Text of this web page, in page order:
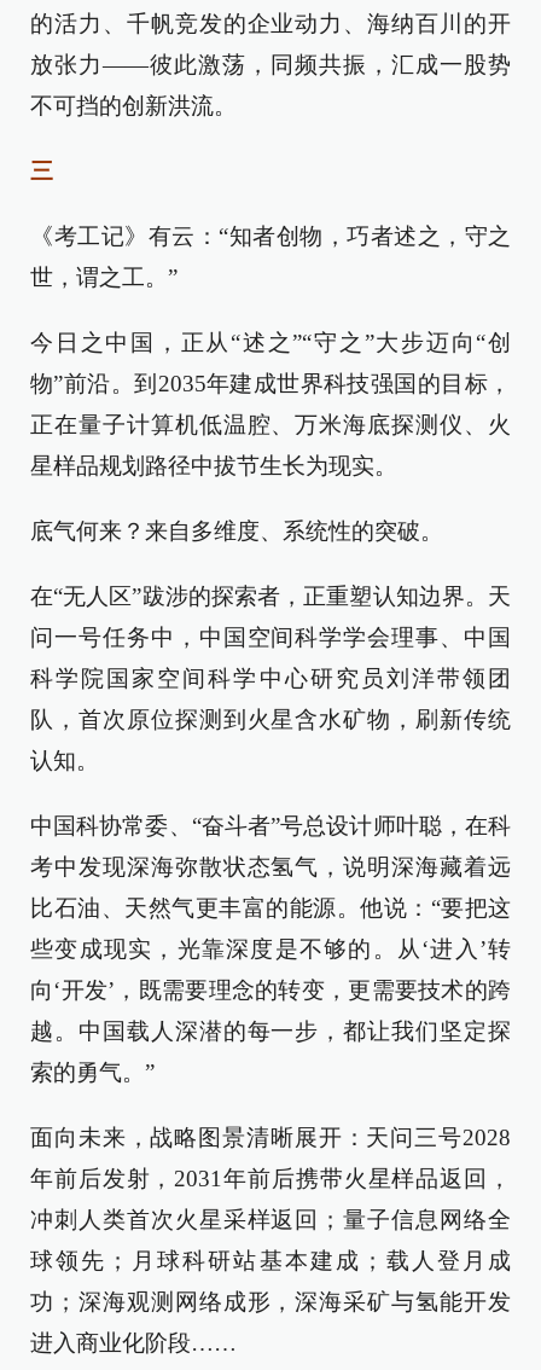
的活力、千帆竞发的企业动力、海纳百川的开
放张力——彼此激荡，同频共振，汇成一股势
不可挡的创新洪流。
三
《考工记》有云：“知者创物，巧者述之，守之
世，谓之工。”
今日之中国，正从“述之”“守之”大步迈向“创
物”前沿。到2035年建成世界科技强国的目标，
正在量子计算机低温腔、万米海底探测仪、火
星样品规划路径中拔节生长为现实。
底气何来？来自多维度、系统性的突破。
在“无人区”跋涉的探索者，正重塑认知边界。天
问一号任务中，中国空间科学学会理事、中国
科学院国家空间科学中心研究员刘洋带领团
队，首次原位探测到火星含水矿物，刷新传统
认知。
中国科协常委、“奋斗者”号总设计师叶聪，在科
考中发现深海弥散状态氢气，说明深海藏着远
比石油、天然气更丰富的能源。他说：“要把这
些变成现实，光靠深度是不够的。从‘进入’转
向‘开发’，既需要理念的转变，更需要技术的跨
越。中国载人深潜的每一步，都让我们坚定探
索的勇气。”
面向未来，战略图景清晰展开：天问三号2028
年前后发射，2031年前后携带火星样品返回，
冲刺人类首次火星采样返回；量子信息网络全
球领先；月球科研站基本建成；载人登月成
功；深海观测网络成形，深海采矿与氢能开发
进入商业化阶段……